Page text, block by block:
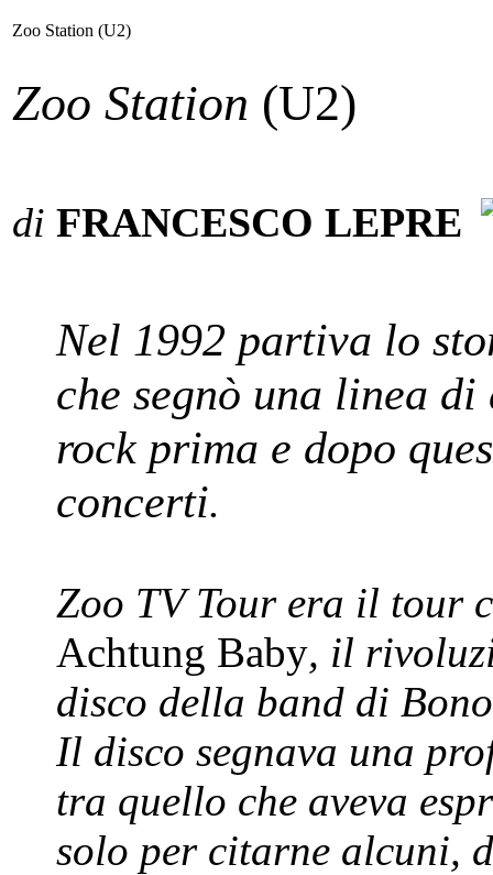
Zoo Station (U2)
Zoo Station (U2)
di FRANCESCO LEPRE
Nel 1992 partiva lo
che segnò una linea
rock prima e dopo
concerti.
Zoo TV Tour era il tour
Achtung Baby, il
disco della band di
Il disco segnava una
tra quello che aveva
solo per citarne alcuni,